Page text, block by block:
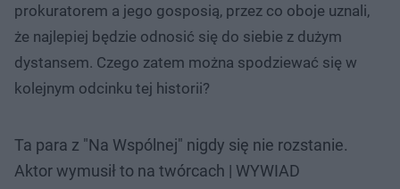
prokuratorem a jego gosposią, przez co oboje uznali,
że najlepiej będzie odnosić się do siebie z dużym
dystansem. Czego zatem można spodziewać się w
kolejnym odcinku tej historii?
Ta para z "Na Wspólnej" nigdy się nie rozstanie.
Aktor wymusił to na twórcach | WYWIAD